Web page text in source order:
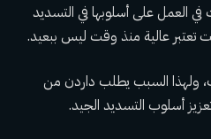
العمل على أسلوبها في التسديد
تعتبر عالية منذ وقت ليس ببعيد.
ولهذا السبب يطلب داردن من
أسلوب التسديد الجيد.